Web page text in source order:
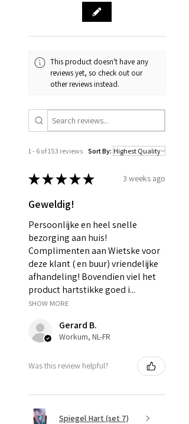
This product doesn't have any
reviews yet, so check out our
other reviews instead.
1 - 6 of 153 reviews Sort By:
★★★★★ 3 weeks ago
Geweldig!
Persoonlijke en heel snelle
bezorging aan huis!
Complimenten aan Wietske voor
deze klant ( en buur) vriendelijke
afhandeling! Bovendien viel het
product hartstikke goed i...
SHOW MORE
Gerard B.
Workum, NL-FR
Was this review helpful?
Spiegel Hart (set 7)